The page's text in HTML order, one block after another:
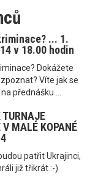
... 1.
v 18.00 hodin
Dokážete
Víte jak se
přednášku ...
TURNAJE
V MALÉ KOPANÉ
patřit Ukrajinci,
již třikrát :-)